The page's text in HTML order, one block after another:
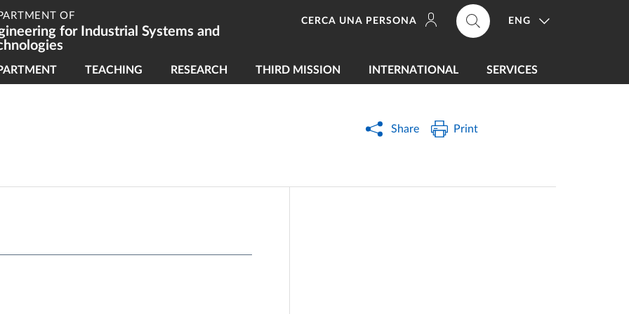
OF
for Industrial Systems and
CERCA UNA PERSONA ENG
principale
TEACHING RESEARCH THIRD MISSION INTERNATIONAL SERVICES
Share Print